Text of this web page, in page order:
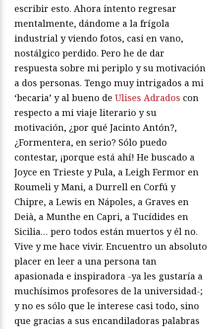
escribir esto. Ahora intento regresar
mentalmente, dándome a la frígola
industrial y viendo fotos, casi en vano,
nostálgico perdido. Pero he de dar
respuesta sobre mi periplo y su motivación
a dos personas. Tengo muy intrigados a mi
‘becaria’ y al bueno de Ulises Adrados con
respecto a mi viaje literario y su
motivación, ¿por qué Jacinto Antón?,
¿Formentera, en serio? Sólo puedo
contestar, ¡porque está ahí! He buscado a
Joyce en Trieste y Pula, a Leigh Fermor en
Roumeli y Mani, a Durrell en Corfú y
Chipre, a Lewis en Nápoles, a Graves en
Deià, a Munthe en Capri, a Tucídides en
Sicilia… pero todos están muertos y él no.
Vive y me hace vivir. Encuentro un absoluto
placer en leer a una persona tan
apasionada e inspiradora -ya les gustaría a
muchísimos profesores de la universidad-;
y no es sólo que le interese casi todo, sino
que gracias a sus encandiladoras palabras